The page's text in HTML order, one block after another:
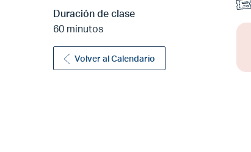
Duración de clase
60 minutos
Volver al Calendario